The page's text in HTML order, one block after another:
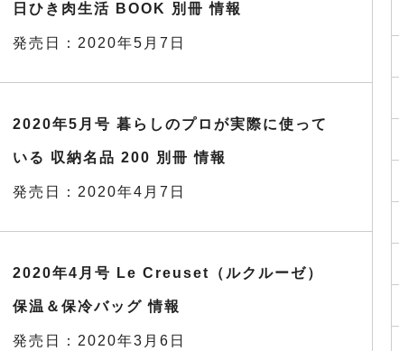
日ひき肉生活 BOOK 別冊 情報
発売日：2020年5月7日
2020年5月号 暮らしのプロが実際に使って
いる 収納名品 200 別冊 情報
発売日：2020年4月7日
2020年4月号 Le Creuset（ルクルーゼ）
保温＆保冷バッグ 情報
発売日：2020年3月6日